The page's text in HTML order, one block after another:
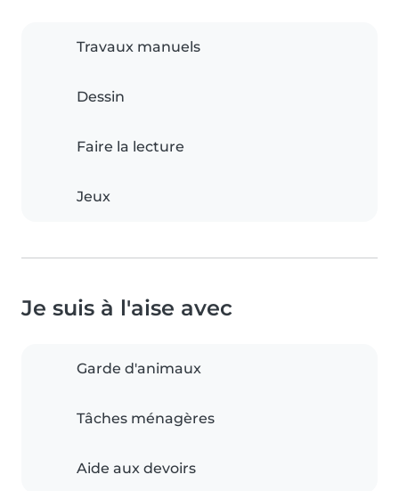
Travaux manuels
Dessin
Faire la lecture
Jeux
Je suis à l'aise avec
Garde d'animaux
Tâches ménagères
Aide aux devoirs